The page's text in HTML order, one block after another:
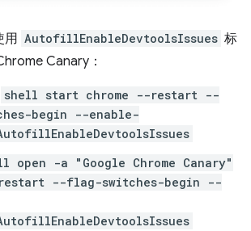
用 AutofillEnableDevtoolsIssues 标
Canary：
shell start chrome --restart --
begin --enable-
open -a "Google Chrome Canary"
--flag-switches-begin --